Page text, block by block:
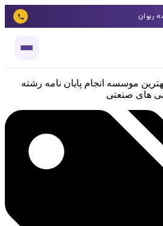
ریوان
بهترین موسسه انجام پایان نامه رشته
های صنعتی